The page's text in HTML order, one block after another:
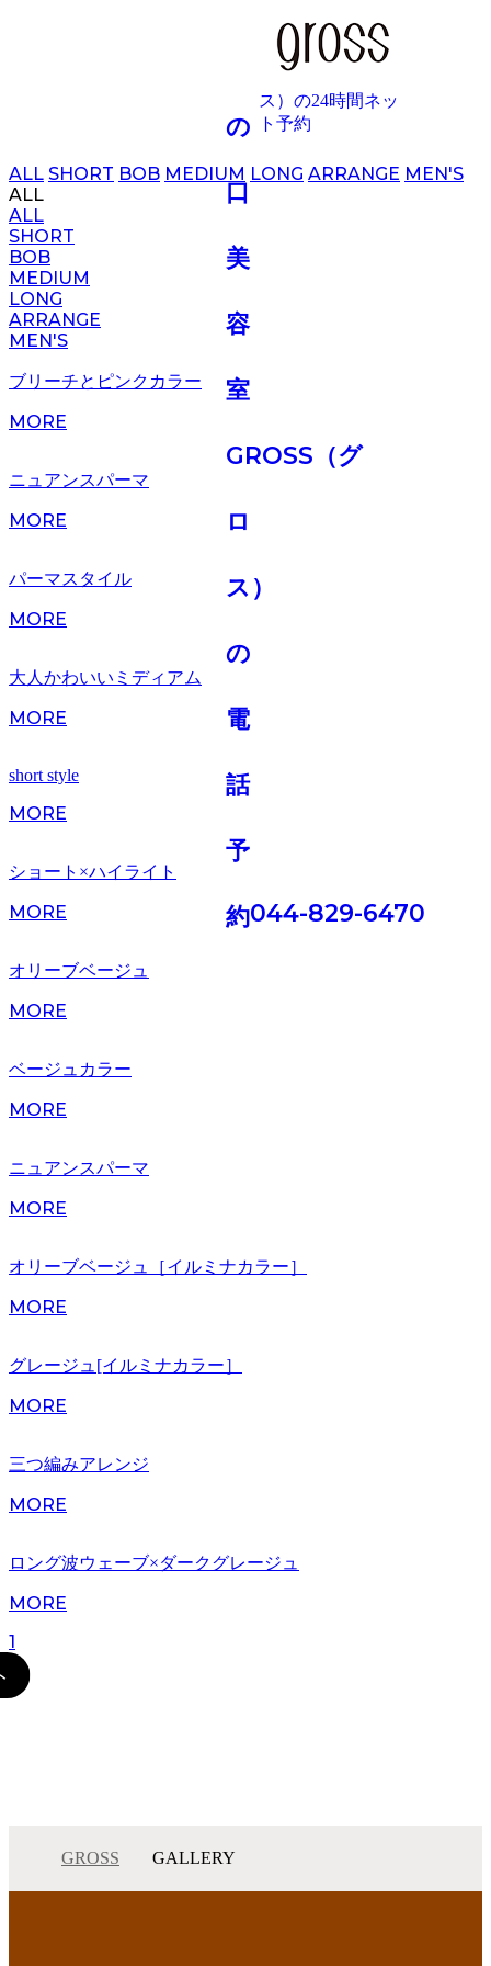
044-829-6470
GALLERY
ALL SHORT BOB MEDIUM LONG ARRANGE MEN'S
ALL
ALL
SHORT
BOB
MEDIUM
LONG
ARRANGE
MEN'S
ブリーチとピンクカラー
MORE
ニュアンスパーマ
MORE
パーマスタイル
MORE
大人かわいいミディアム
MORE
short style
MORE
ショート×ハイライト
MORE
オリーブベージュ
MORE
ベージュカラー
MORE
ニュアンスパーマ
MORE
オリーブベージュ［イルミナカラー］
MORE
グレージュ[イルミナカラー］
MORE
三つ編みアレンジ
MORE
ロング波ウェーブ×ダークグレージュ
MORE
1
GROSS GALLERY